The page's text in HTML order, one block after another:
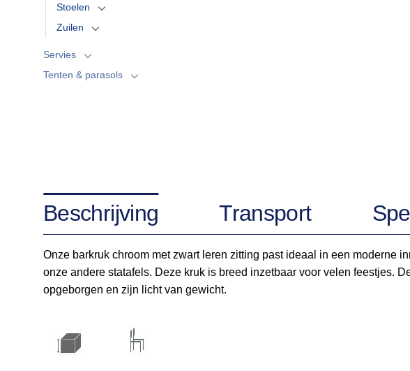
Stoelen
Zuilen
Servies
Tenten & parasols
Beschrijving Transport
Onze barkruk chroom met zwart leren zitting past ideaal in een moderne
onze andere statafels. Deze kruk is breed inzetbaar voor velen feestjes.
opgeborgen en zijn licht van gewicht.